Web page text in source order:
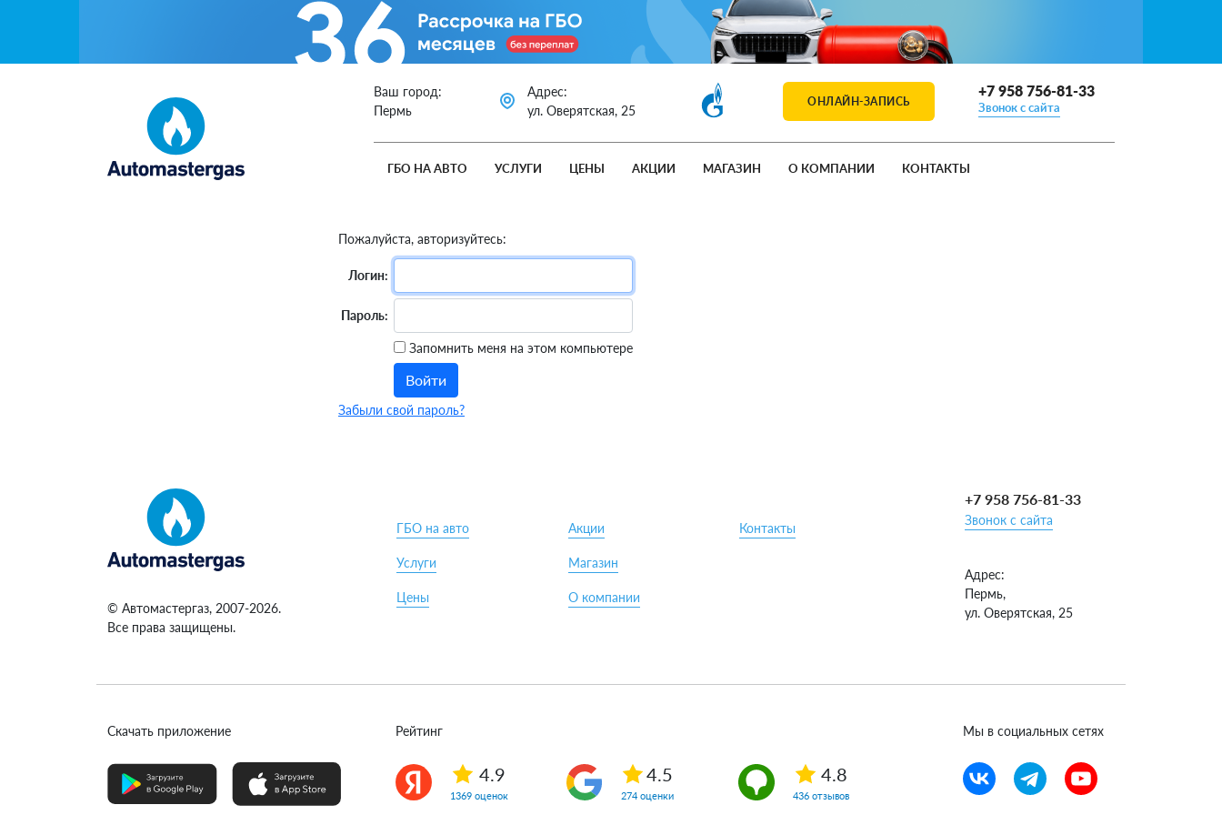
Ваш город:
Пермь
Адрес:
ул. Оверятская, 25
ОНЛАЙН-ЗАПИСЬ
+7 958 756-81-33
Звонок с сайта
ГБО НА АВТО УСЛУГИ ЦЕНЫ АКЦИИ МАГАЗИН О КОМПАНИИ КОНТАКТЫ
Пожалуйста, авторизуйтесь:
Логин:
Пароль:
Запомнить меня на этом компьютере
Забыли свой пароль?
© Автомастергаз, 2007-2026.
Все права защищены.
ГБО на авто
Услуги
Цены
Акции
Магазин
О компании
Контакты
+7 958 756-81-33
Звонок с сайта
Адрес:
Пермь,
ул. Оверятская, 25
Скачать приложение Рейтинг
4.9
1369 оценок
4.5
274 оценки
4.8
436 отзывов
Мы в социальных сетях